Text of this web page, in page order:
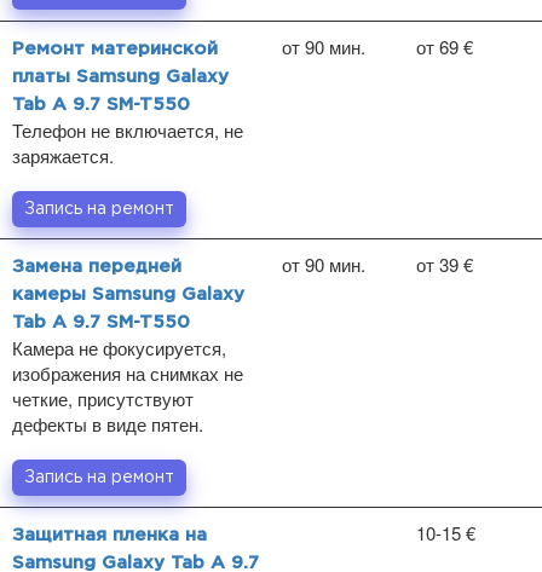
Ремонт материнской
платы Samsung Galaxy
Tab A 9.7 SM-T550
Телефон не включается, не
заряжается.
от 90 мин. от 69 €
Запись на ремонт
Замена передней
камеры Samsung Galaxy
Tab A 9.7 SM-T550
Камера не фокусируется,
изображения на снимках не
четкие, присутствуют
дефекты в виде пятен.
от 90 мин. от 39 €
Запись на ремонт
Защитная пленка на
Samsung Galaxy Tab A 9.7
10-15 €